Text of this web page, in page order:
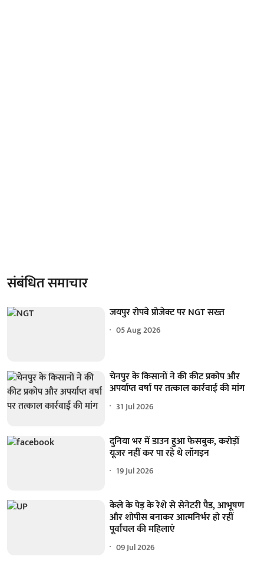
संबंधित समाचार
जयपुर रोपवे प्रोजेक्ट पर NGT सख्त
05 Aug 2026
चेनपुर के किसानों ने की कीट प्रकोप और
अपर्याप्त वर्षा पर तत्काल कार्रवाई की मांग
31 Jul 2026
दुनिया भर में डाउन हुआ फेसबुक, करोड़ों
यूजर नहीं कर पा रहे थे लॉगइन
19 Jul 2026
केले के पेड़ के रेशे से सेनेटरी पैड, आभूषण
और शोपीस बनाकर आत्मनिर्भर हो रहीं
पूर्वांचल की महिलाएं
09 Jul 2026